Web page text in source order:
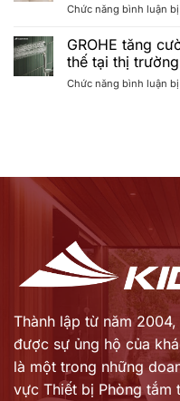
Chức năng bình luận
GROHE tăng
thế tại thị
Chức năng bình luận
Thành lập từ năm
được sự ủng hộ của
là một trong những
vực Thiết bị Phòng tắm